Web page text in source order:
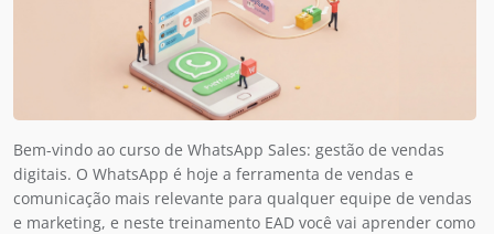
Bem-vindo ao curso de WhatsApp Sales: gestão de vendas
digitais. O WhatsApp é hoje a ferramenta de vendas e
comunicação mais relevante para qualquer equipe de vendas
e marketing, e neste treinamento EAD você vai aprender como